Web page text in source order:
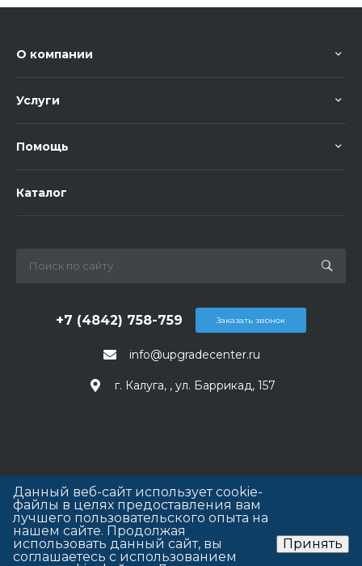
О компании
Услуги
Помощь
Каталог
info@upgradecenter.ru
+7 (4842) 758-759
г. Калуга, , ул. Баррикад, 157
Заказать звонок
Данный веб-сайт использует cookie-
файлы в целях предоставления вам
лучшего пользовательского опыта на
нашем сайте. Продолжая
использовать данный сайт, вы
соглашаетесь с использованием
Принять